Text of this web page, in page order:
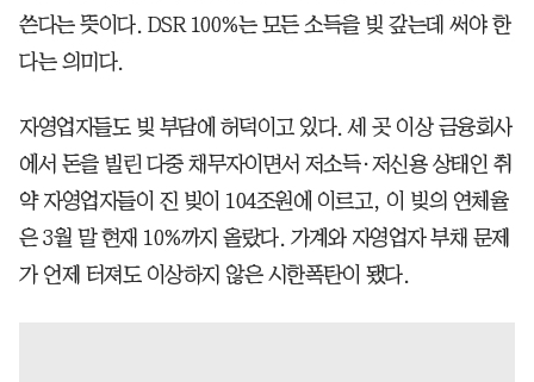
쓴다는 뜻이다. DSR 100%는 모든 소득을 빚 갚는데 써야 한
다는 의미다.
자영업자들도 빚 부담에 허덕이고 있다. 세 곳 이상 금융회사
에서 돈을 빌린 다중 채무자이면서 저소득·저신용 상태인 취
약 자영업자들이 진 빚이 104조원에 이르고, 이 빚의 연체율
은 3월 말 현재 10%까지 올랐다. 가계와 자영업자 부채 문제
가 언제 터져도 이상하지 않은 시한폭탄이 됐다.